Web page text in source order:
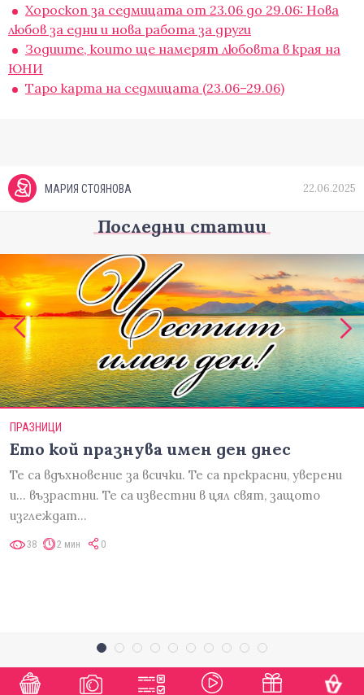
Хороскоп за седмицата от 23.06 до 29.06: Нова
любов за едни и нова работа за други
Зодиите, които ще намерят любовта в края на
ЮНИ
Таро карта на седмицата (23.06–29.06)
МАРИЯ СТОЯНОВА 22.06.2025
Последни статии
ПРАЗНИЦИ
Ето кой празнува имен ден днес
Те са вдъхновение за всички. Те са прекрасни, уверени
и... възрастни. Те са известни в цял свят, защото
изглеждат…
38 2 мин 0